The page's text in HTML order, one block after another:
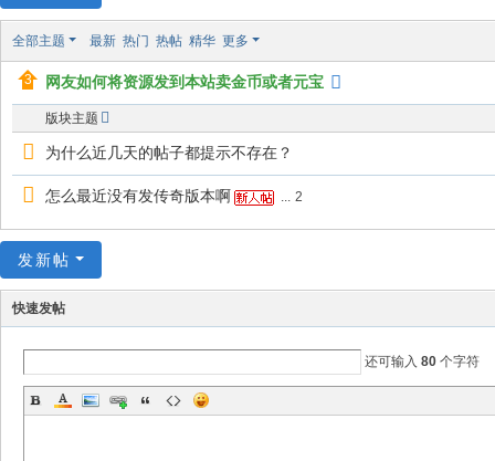
坛
全部主题 最新 热门 热帖 精华 更多
网友如何将资源发到本站卖金币或者元宝
版块主题
为什么近几天的帖子都提示不存在？
怎么最近没有发传奇版本啊 ... 2
发新帖
快速发帖
还可输入 80 个字符